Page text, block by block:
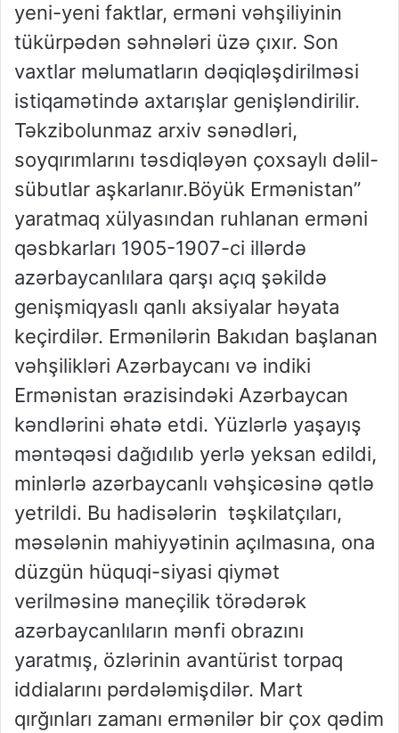
yeni-yeni faktlar, erməni vəhşiliyinin
tükürpədən səhnələri üzə çıxır. Son
vaxtlar məlumatların dəqiqləşdirilməsi
istiqamətində axtarışlar genişləndirilir.
Təkzibolunmaz arxiv sənədləri,
soyqırımlarını təsdiqləyən çoxsaylı dəlil-
sübutlar aşkarlanır.Böyük Ermənistan”
yaratmaq xülyasından ruhlanan erməni
qəsbkarları 1905-1907-ci illərdə
azərbaycanlılara qarşı açıq şəkildə
genişmiqyaslı qanlı aksiyalar həyata
keçirdilər. Ermənilərin Bakıdan başlanan
vəhşilikləri Azərbaycanı və indiki
Ermənistan ərazisindəki Azərbaycan
kəndlərini əhatə etdi. Yüzlərlə yaşayış
məntəqəsi dağıdılıb yerlə yeksan edildi,
minlərlə azərbaycanlı vəhşicəsinə qətlə
yetrildi. Bu hadisələrin təşkilatçıları,
məsələnin mahiyyətinin açılmasına, ona
düzgün hüquqi-siyasi qiymət
verilməsinə maneçilik törədərək
azərbaycanlıların mənfi obrazını
yaratmış, özlərinin avantürist torpaq
iddialarını pərdələmişdilər. Mart
qırğınları zamanı ermənilər bir çox qədim